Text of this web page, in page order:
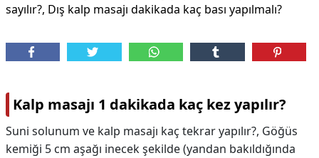
sayılır?, Dış kalp masajı dakikada kaç bası yapılmalı?
Kalp masajı 1 dakikada kaç kez yapılır?
Suni solunum ve kalp masajı kaç tekrar yapılır?, Göğüs
kemiği 5 cm aşağı inecek şekilde (yandan bakıldığında